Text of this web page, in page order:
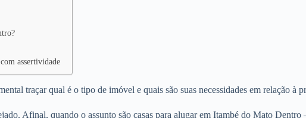
assertividade
traçar qual é o tipo de imóvel e quais são suas necessidades em relação à
Afinal, quando o assunto são casas para alugar em Itambé do Mato